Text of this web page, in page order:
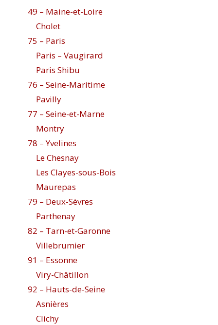
49 – Maine-et-Loire
Cholet
75 – Paris
Paris – Vaugirard
Paris Shibu
76 – Seine-Maritime
Pavilly
77 – Seine-et-Marne
Montry
78 – Yvelines
Le Chesnay
Les Clayes-sous-Bois
Maurepas
79 – Deux-Sèvres
Parthenay
82 – Tarn-et-Garonne
Villebrumier
91 – Essonne
Viry-Châtillon
92 – Hauts-de-Seine
Asnières
Clichy